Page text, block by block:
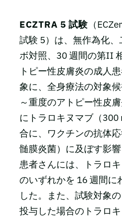
ECZTRA 5 試験 （
試験 5）は、無作為化
ボ対照、30 週間の第II
トピー性皮膚炎の成人
象に、全身療法の対象
～重度のアトピー性皮
にトラロキヌマブ（
合に、ワクチンの抗体
髄膜炎菌）に及ぼす影響
患者さんには、トラロ
のいずれかを 16 週間に
した。また、試験対象
投与した場合のトラロキ